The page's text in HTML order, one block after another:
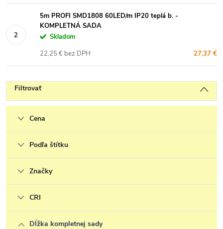
5m PROFI SMD1808 60LED/m IP20 teplá b. -
KOMPLETNÁ SADA
Skladom
27,37 €
22,25 € bez DPH
Filtrovať
Cena
Podľa štítku
Značky
CRI
Dĺžka kompletnej sady